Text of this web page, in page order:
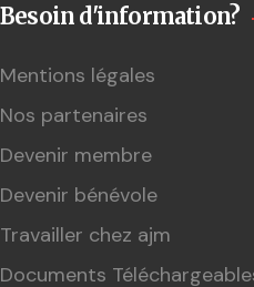
Besoin d'information?
Mentions légales
Nos partenaires
Devenir membre
Devenir bénévole
Travailler chez ajm
Documents